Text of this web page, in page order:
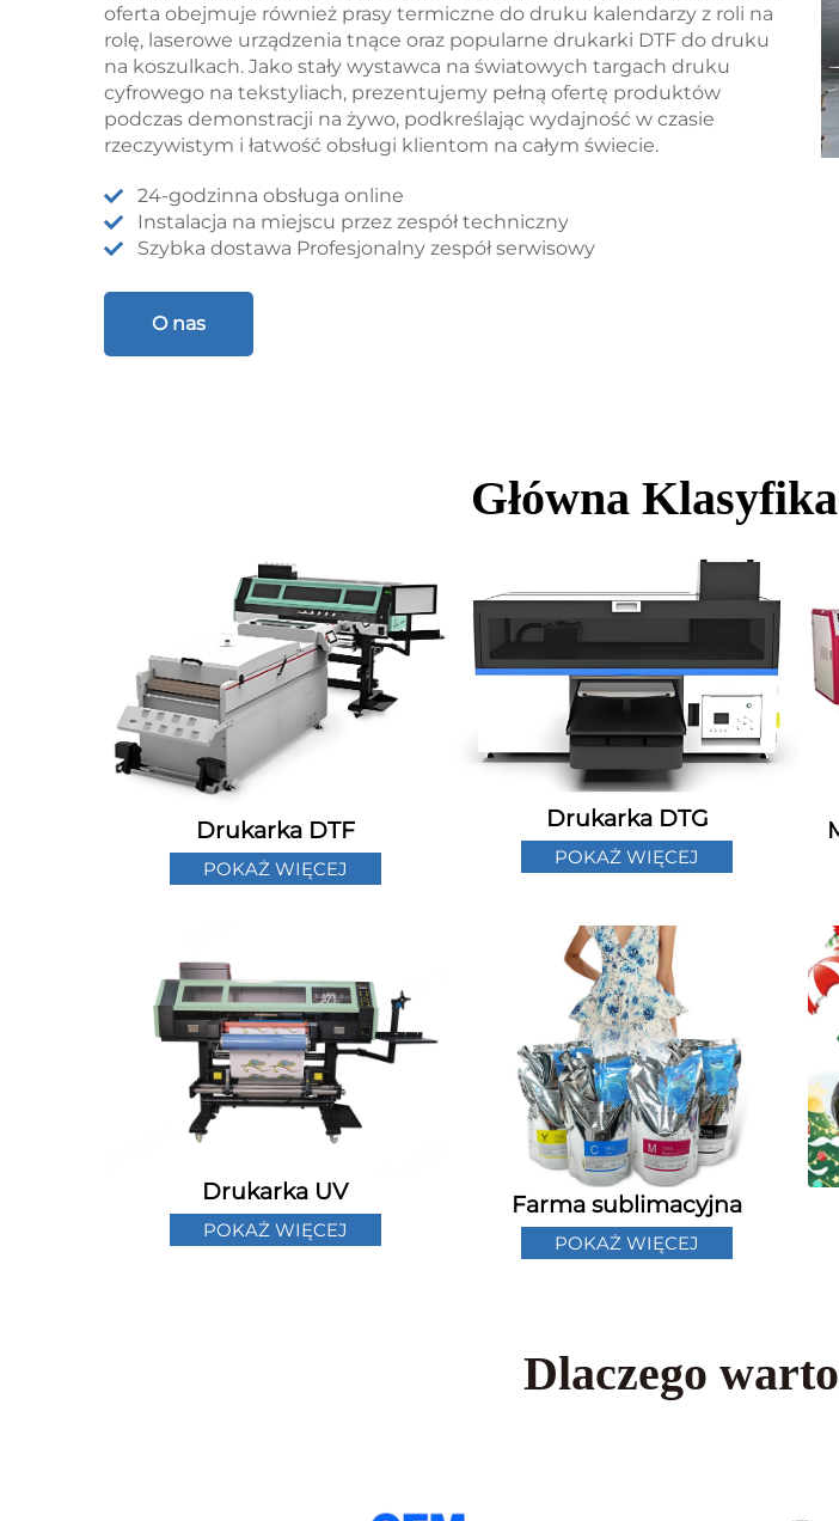
oferta obejmuje również prasy termiczne do druku kalendarzy z roli na
rolę, laserowe urządzenia tnące oraz popularne drukarki DTF do druku
na koszulkach. Jako stały wystawca na światowych targach druku
cyfrowego na tekstyliach, prezentujemy pełną ofertę produktów
podczas demonstracji na żywo, podkreślając wydajność w czasie
rzeczywistym i łatwość obsługi klientom na całym świecie.
24-godzinna obsługa online
Instalacja na miejscu przez zespół techniczny
Szybka dostawa Profesjonalny zespół serwisowy
O nas
Główna
Drukarka DTF
POKAŻ WIĘCEJ
Drukarka DTG
POKAŻ WIĘCEJ
Drukarka UV
POKAŻ WIĘCEJ
Farma sublimacyjna
POKAŻ WIĘCEJ
Dlaczego